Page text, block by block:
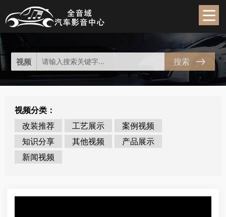
视频中心
video
视频 搜索
视频分类：
改装推荐
工艺展示
案例视频
知识分享
其他视频
产品展示
新闻视频